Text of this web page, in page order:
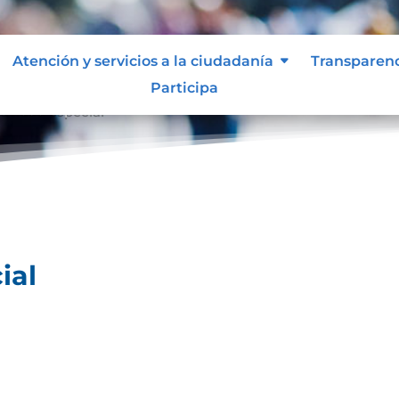
Atención y servicios a la ciudadanía
Participa
especial